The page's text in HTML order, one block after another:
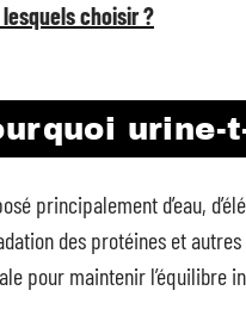
choisir ?
urine-
principalement d’eau,
des protéines et
pour maintenir l’équilibre